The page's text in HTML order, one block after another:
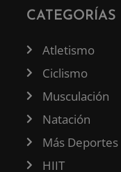
CATEGORÍAS
Atletismo
Ciclismo
Musculación
Natación
Más Deportes
HIIT